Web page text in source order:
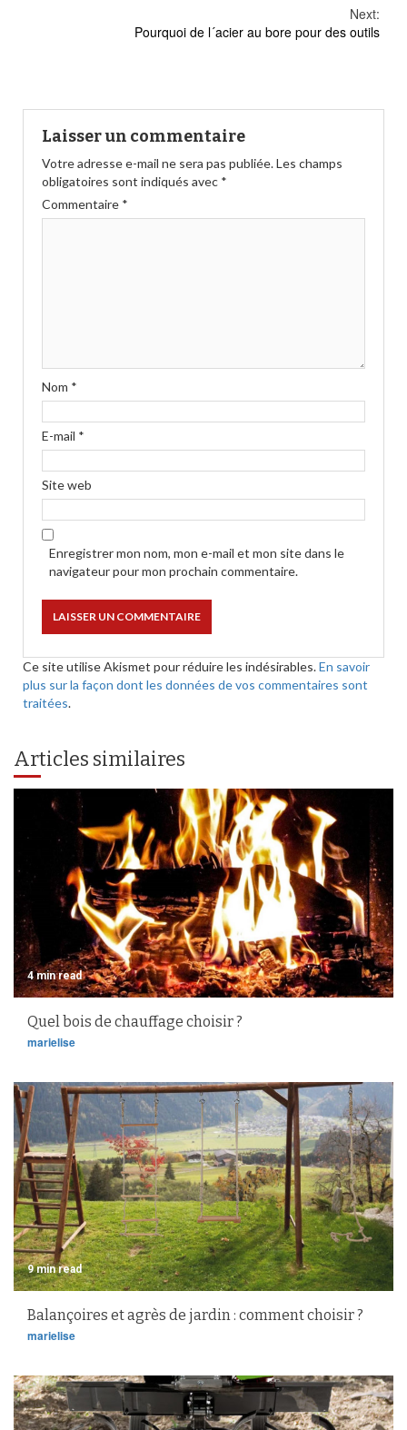
Next:
Pourquoi de l´acier au bore pour des outils
Laisser un commentaire
Votre adresse e-mail ne sera pas publiée.Les champs
obligatoires sont indiqués avec *
Commentaire *
Nom *
E-mail *
Site web
Enregistrer mon nom, mon e-mail et mon site dans le
navigateur pour mon prochain commentaire.
Ce site utilise Akismet pour réduire les indésirables.En savoir
plus sur la façon dont les données de vos commentaires sont
traitées.
Articles similaires
4 min read
Quel bois de chauffage choisir ?
marielise
9 min read
Balançoires et agrès de jardin : comment choisir ?
marielise